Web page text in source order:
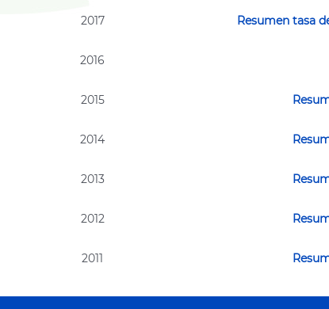
2017 Resumen tasa
2016
2015
2014
2013
2012
2011